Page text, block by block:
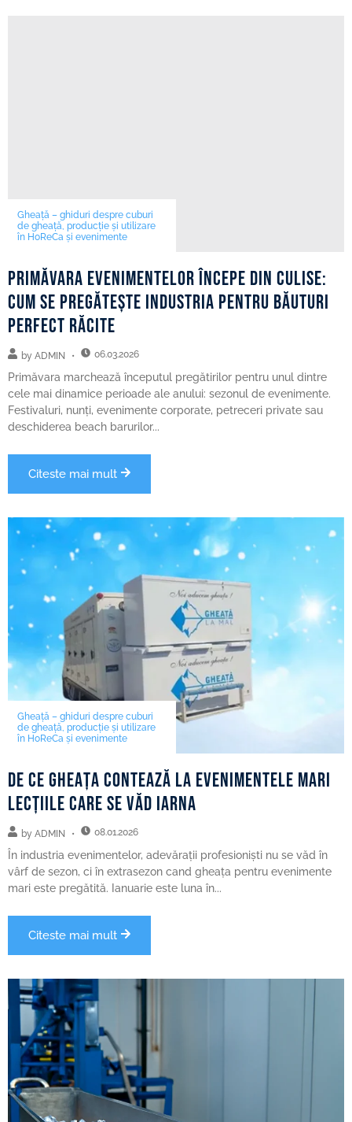
Gheață – ghiduri despre cuburi
de gheață, producție și utilizare
în HoReCa și evenimente
Primăvara evenimentelor începe din culise:
cum se pregătește industria pentru băuturi
perfect răcite
by ADMIN 06.03.2026
Primăvara marchează începutul pregătirilor pentru unul dintre
cele mai dinamice perioade ale anului: sezonul de evenimente.
Festivaluri, nunți, evenimente corporate, petreceri private sau
deschiderea beach barurilor...
Citeste mai mult
Gheață – ghiduri despre cuburi
de gheață, producție și utilizare
în HoReCa și evenimente
De ce gheața contează la evenimentele mari
lecțiile care se văd iarna
by ADMIN 08.01.2026
În industria evenimentelor, adevărații profesioniști nu se văd în
vârf de sezon, ci în extrasezon cand gheața pentru evenimente
mari este pregătită. Ianuarie este luna în...
Citeste mai mult